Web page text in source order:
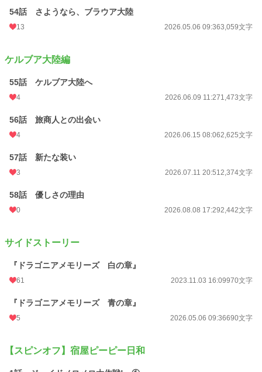
54話 さようなら、ブラウア大陸
13 2026.05.06 09:363,059文字
ケルブア大陸編
55話 ケルブア大陸へ
4 2026.06.09 11:271,473文字
56話 旅商人との出会い
4 2026.06.15 08:062,625文字
57話 新たな装い
3 2026.07.11 20:512,374文字
58話 優しさの理由
0 2026.08.08 17:292,442文字
サイドストーリー
『ドラゴニアメモリーズ 白の章』
61 2023.11.03 16:09970文字
『ドラゴニアメモリーズ 青の章』
5 2026.05.06 09:36690文字
【スピンオフ】宿屋ピーピー日和